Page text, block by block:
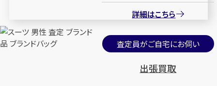
詳細はこちら
査定員がご自宅にお伺い
出張買取